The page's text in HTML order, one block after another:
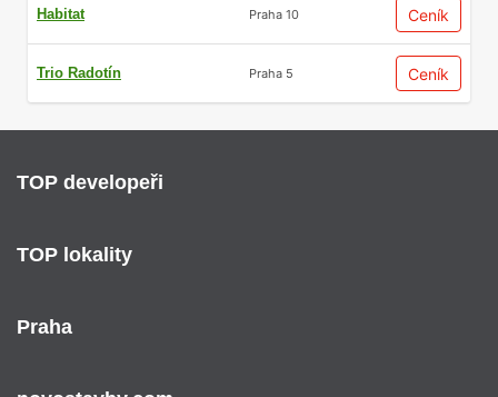
Habitat Praha 10 Ceník
Trio Radotín Praha 5 Ceník
TOP developeři
TOP lokality
Praha